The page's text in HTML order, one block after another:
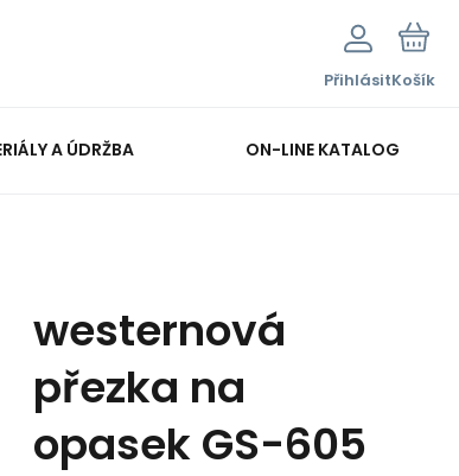
PřihlásitKošík
A ÚDRŽBA ON-LINE KATALOG
westernová
přezka na
opasek GS-605